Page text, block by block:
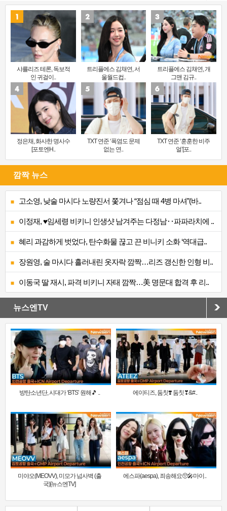
샤를리즈 테론, 독보적
인 귀걸이..
트리플에스 김채연, 서
울월드컵..
트리플에스 김채연, 개
그맨 김규..
정은채, 화사한 명사수
[포토엔H..
TXT 연준 ‘폭염도 문제
없는 연..
TXT 연준 ‘훈훈한 비주
얼’[포..
깜짝 뉴스
고소영, 낮술 마시다 노량진서 쫓겨나 “점심 때 4병 마셔”(바..
이정재, ♥임세령 비키니 인생샷 남겨주는 다정남‥파파라치에 ..
혜리 과감하게 벗었다, 탄수화물 끊고 끈 비니키 소화 ‘역대급..
장원영, 술 마시다 흘러내린 옷자락 깜짝…리즈 갱신한 인형 비..
이동국 딸 재시, 파격 비키니 자태 깜짝…美 명문대 합격 후 리..
뉴스엔TV
방탄소년단, 시대가 ‘BTS’ 원해🎵 .. 에이티즈, 둠칫❣️ 둠칫❣&#..
미야오(MEOVV), 미모가 넘사벽 (출
국)[뉴스엔TV]
에스파(aespa), 죄송해요🥺🎤마이..